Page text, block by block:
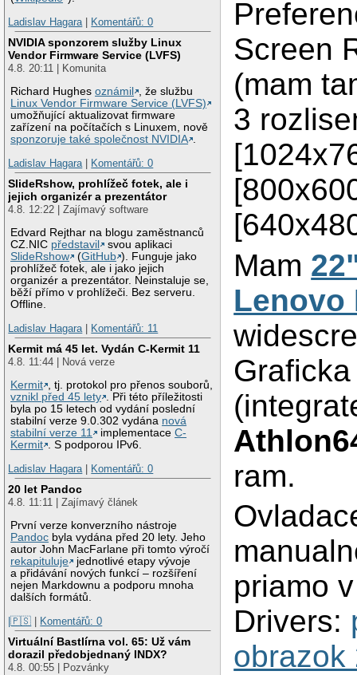
Ladislav Hagara
Komentářů: 0
NVIDIA sponzorem služby Linux
Vendor Firmware Service (LVFS)
4.8. 20:11 | Komunita
Richard Hughesoznámil
, že službu
Linux Vendor Firmware Service (LVFS)
umožňující aktualizovat firmware
zařízení na počítačích s Linuxem, nově
sponzoruje také společnost NVIDIA .
Ladislav Hagara | Komentářů: 0
SlideRshow, prohlížeč fotek, ale i
jejich organizér a prezentátor
4.8. 12:22 | Zajímavý software
Edvard Rejthar na blogu zaměstnanců
CZ.NIC představil
svou aplikaci
SlideRshow
(GitHub ). Funguje jako
prohlížeč fotek, ale i jako jejich
organizér a prezentátor. Neinstaluje se,
běží přímo v prohlížeči. Bez serveru.
Offline.
Ladislav Hagara | Komentářů: 11
Kermit má 45 let. Vydán C-Kermit 11
4.8. 11:44 | Nová verze
Kermit , tj. protokol pro přenos souborů,
vznikl před 45 lety . Při této příležitosti
byla po 15 letech od vydání poslední
stabilní verze 9.0.302 vydána nová
stabilní verze 11
implementaceC-
Kermit . S podporou IPv6.
Ladislav Hagara | Komentářů: 0
20 let Pandoc
4.8. 11:11 | Zajímavý článek
První verze konverzního nástroje
Pandoc byla vydána před 20 lety. Jeho
autor John MacFarlane při tomto výročí
rekapituluje
jednotlivé etapy vývoje
a přidávání nových funkcí – rozšíření
nejen Markdownu a podporu mnoha
dalších formátů.
|🇵🇸 | Komentářů: 0
Virtuální Bastlírna vol. 65: Už vám
dorazil předobjednaný INDX?
4.8. 00:55 | Pozvánky
Screen
(mam
3
Mam
Lenovo
ram.
priamo
Drivers:
obrazok